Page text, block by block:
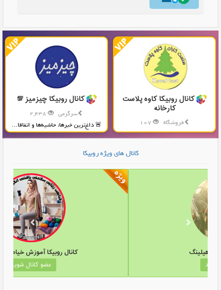
کانال روبیکا کاوه پلاست
کارخانه
فروشگاه
تولید و پخش محصولات پلاستیکی...
کانال روبیکا چیزمیز 💯
سرگرمی
🚨 داغ‌ترین خبرها، حاشیه‌ها و اتفاقا...
کانال های ویژه روبیکا
کانال کانال روبیکا اسکین هیلینگ